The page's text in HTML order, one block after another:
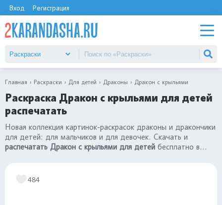
Вход Регистрация
Главная Раскраски Для детей Драконы Дракон с крыльями
Раскраска Дракон с крыльями для детей
распечатать
Новая коллекция картинок-раскрасок драконы и дракончики
для детей: для мальчиков и для девочек. Скачать и
распечатать Дракон с крыльями для детей бесплатно в
484